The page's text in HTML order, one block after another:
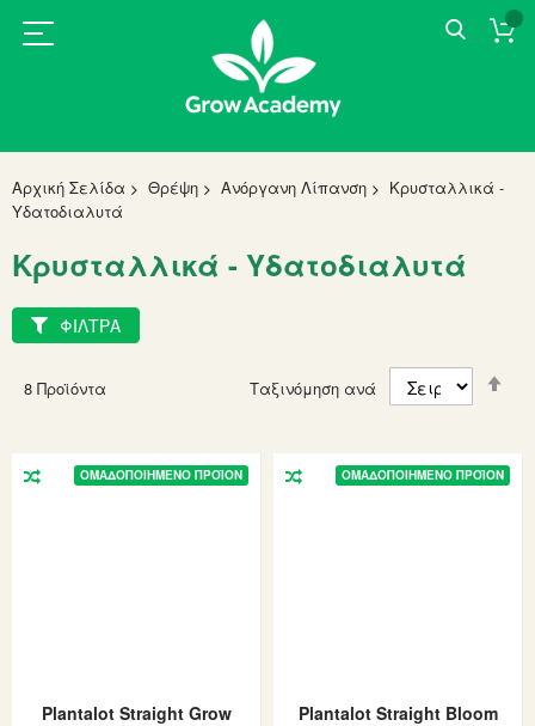
Αρχική Σελίδα Θρέψη Ανόργανη Λίπανση
Κρυσταλλικά -
Υδατοδιαλυτά
Κρυσταλλικά - Υδατοδιαλυτά
8 Προϊόντα Ταξινόμηση ανά
ΟΜΑΔΟΠΟΙΗΜΈΝΟ ΠΡΟΪΌΝ
Plantalot Straight Grow
ΟΜΑΔΟΠΟΙΗΜΈΝΟ ΠΡΟΪΌΝ
Plantalot Straight Bloom
ΦΙΛΤΡΑ